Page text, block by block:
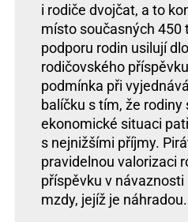
i rodiče dvojčat, a to
místo současných 450
podporu rodin usilují
rodičovského
podmínka při
balíčku s tím, že
ekonomické situaci
s nejnižšími příjmy.
pravidelnou valorizaci
příspěvku v
mzdy, jejíž je náhradou.